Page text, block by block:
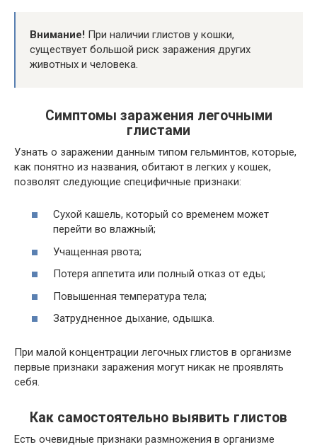
Внимание! При наличии глистов у кошки,
существует большой риск заражения других
животных и человека.
Симптомы заражения легочными
глистами
Узнать о заражении данным типом гельминтов, которые,
как понятно из названия, обитают в легких у кошек,
позволят следующие специфичные признаки:
Сухой кашель, который со временем может
перейти во влажный;
Учащенная рвота;
Потеря аппетита или полный отказ от еды;
Повышенная температура тела;
Затрудненное дыхание, одышка.
При малой концентрации легочных глистов в организме
первые признаки заражения могут никак не проявлять
себя.
Как самостоятельно выявить глистов
Есть очевидные признаки размножения в организме